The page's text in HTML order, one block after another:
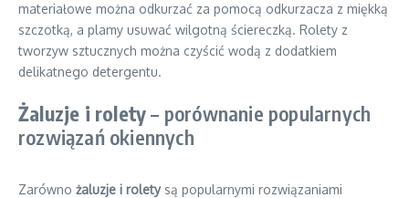
materiałowe można odkurzać za pomocą odkurzacza z miękką
szczotką, a plamy usuwać wilgotną ściereczką. Rolety z
tworzyw sztucznych można czyścić wodą z dodatkiem
delikatnego detergentu.
Żaluzje i rolety– porównanie popularnych
rozwiązań okiennych
Zarówno żaluzje i roletysą popularnymi rozwiązaniami